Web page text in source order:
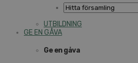
UTBILDNING
GE EN GÅVA
Ge en gåva